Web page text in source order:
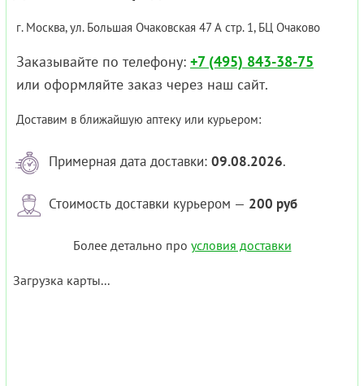
г. Москва, ул. Большая Очаковская 47 А стр. 1, БЦ Очаково
Заказывайте по телефону: +7 (495) 843-38-75
или оформляйте заказ через наш сайт.
Доставим в ближайшую аптеку или курьером:
Примерная дата доставки: 09.08.2026.
Стоимость доставки курьером — 200 руб
Более детально про условия доставки
Загрузка карты...